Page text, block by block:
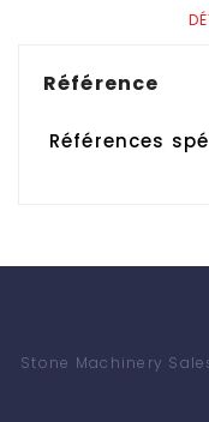
Référence
Références
Stone Machinery